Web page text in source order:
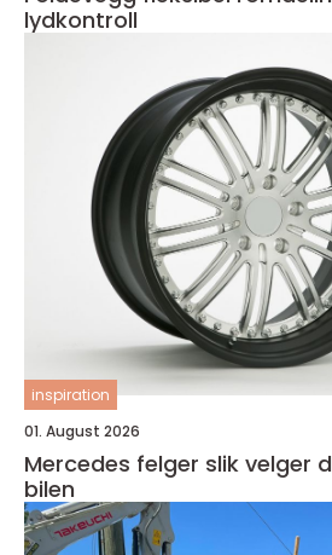
lydkontroll
inspiration
01. August 2026
Mercedes felger slik velger du riktig felg til
bilen